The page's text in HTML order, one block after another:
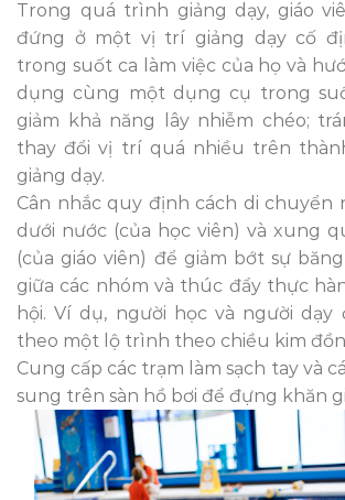
Trong quá trình giảng dạy, giáo
đứng ở một vị trí giảng dạy cố
trong suốt ca làm việc của họ và
dụng cùng một dụng cụ trong
giảm khả năng lây nhiễm chéo;
thay đổi vị trí quá nhiều trên
giảng dạy.
Cân nhắc quy định cách di chuyển
dưới nước (của học viên) và xung
(của giáo viên) để giảm bớt sự
giữa các nhóm và thúc đẩy thực
hội. Ví dụ, người học và người dạy
theo một lộ trình theo chiều kim
Cung cấp các trạm làm sạch tay và
sung trên sàn hồ bơi để đựng khăn